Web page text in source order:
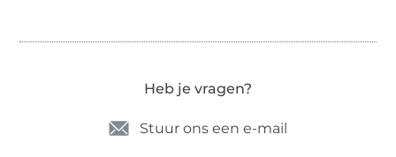
Heb je vragen?
Stuur ons een e-mail